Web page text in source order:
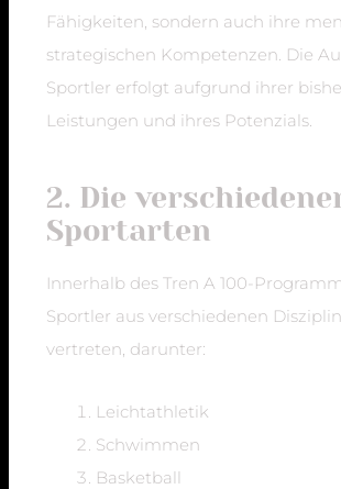
Fähigkeiten, sondern auch ihre
strategischen Kompetenzen. Die
Sportler erfolgt aufgrund ihrer
Leistungen und ihres Potenzials.
2. Die
Sportarten
Innerhalb des Tren A 100-
Sportler aus verschiedenen
vertreten, darunter:
Leichtathletik
Schwimmen
Basketball